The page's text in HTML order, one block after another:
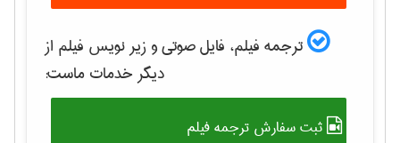
ترجمه فیلم، فایل صوتی و زیر نویس فیلم از
دیگر خدمات ماست:
ثبت سفارش ترجمه فیلم